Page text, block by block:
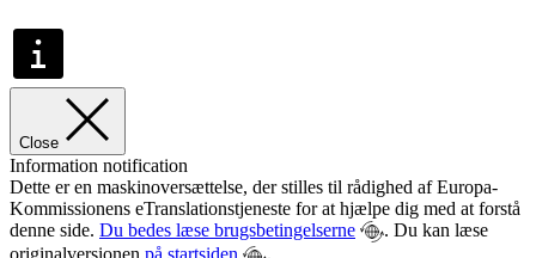
Close
Information notification
Dette er en maskinoversættelse, der stilles til rådighed af Europa-
Kommissionens eTranslationstjeneste for at hjælpe dig med at forstå
denne side. Du bedes læse brugsbetingelserne
. Du kan læse